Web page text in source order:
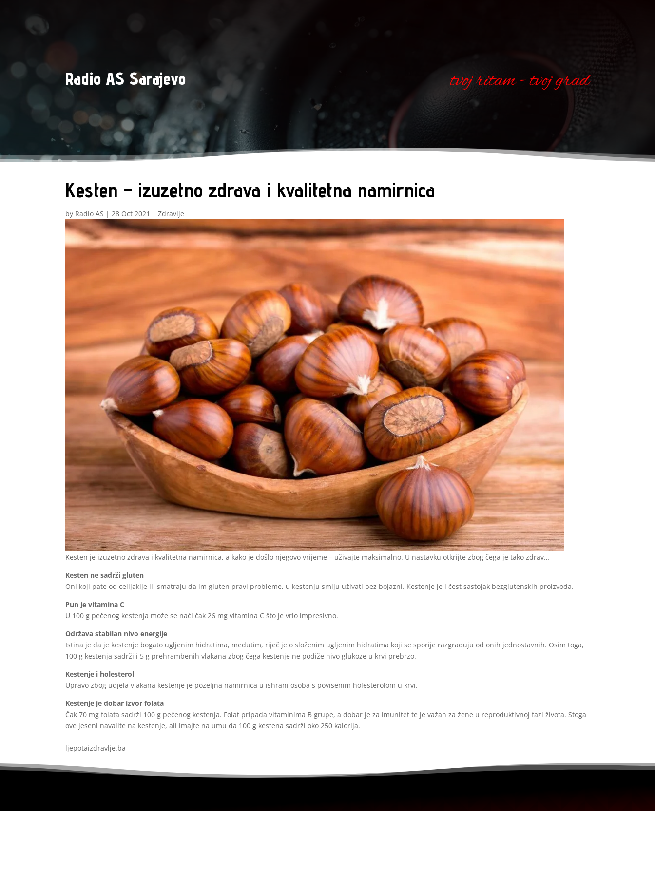
Radio AS Sarajevo tvoj ritam - tvoj grad
Kesten – izuzetno zdrava i kvalitetna namirnica
by Radio AS | 28 Oct 2021 |Zdravlje
Kesten je izuzetno zdrava i kvalitetna namirnica, a kako je došlo njegovo vrijeme – uživajte maksimalno. U nastavku otkrijte zbog čega je tako zdrav…
Kesten ne sadrži gluten
Oni koji pate od celijakije ili smatraju da im gluten pravi probleme, u kestenju smiju uživati bez bojazni. Kestenje je i čest sastojak bezglutenskih proizvoda.
Pun je vitamina C
U 100 g pečenog kestenja može se naći čak 26 mg vitamina C što je vrlo impresivno.
Održava stabilan nivo energije
Istina je da je kestenje bogato ugljenim hidratima, međutim, riječ je o složenim ugljenim hidratima koji se sporije razgrađuju od onih jednostavnih. Osim toga,
100 g kestenja sadrži i 5 g prehrambenih vlakana zbog čega kestenje ne podiže nivo glukoze u krvi prebrzo.
Kestenje i holesterol
Upravo zbog udjela vlakana kestenje je poželjna namirnica u ishrani osoba s povišenim holesterolom u krvi.
Kestenje je dobar izvor folata
Čak 70 mg folata sadrži 100 g pečenog kestenja. Folat pripada vitaminima B grupe, a dobar je za imunitet te je važan za žene u reproduktivnoj fazi života. Stoga
ove jeseni navalite na kestenje, ali imajte na umu da 100 g kestena sadrži oko 250 kalorija.
ljepotaizdravlje.ba